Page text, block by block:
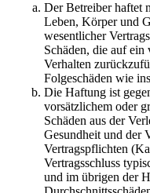
Der Betreiber haftet
Leben, Körper und
wesentlicher
Schäden, die auf ein
Verhalten
Folgeschäden wie
Die Haftung ist
vorsätzlichem oder
Schäden aus der
Gesundheit und der
Vertragspflichten
Vertragsschluss
und im übrigen der